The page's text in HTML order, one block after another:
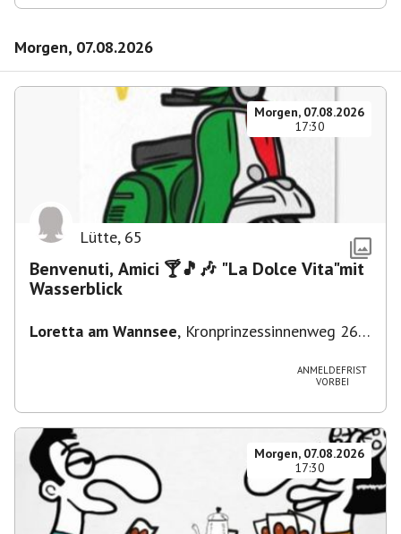
Morgen, 07.08.2026
Morgen, 07.08.2026
17:30
Lütte, 65
Benvenuti, Amici 🍸🎵🎶 "La Dolce Vita"mit
Wasserblick
Loretta am Wannsee, Kronprinzessinnenweg 260,
ANMELDEFRIST
VORBEI
Morgen, 07.08.2026
17:30